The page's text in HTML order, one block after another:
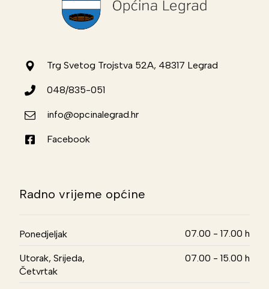
Trg Svetog Trojstva 52A, 48317 Legrad
048/835-051
info@opcinalegrad.hr
Facebook
Radno vrijeme općine
Ponedjeljak 07.00 - 17.00 h
Utorak, Srijeda,
Četvrtak
07.00 - 15.00 h